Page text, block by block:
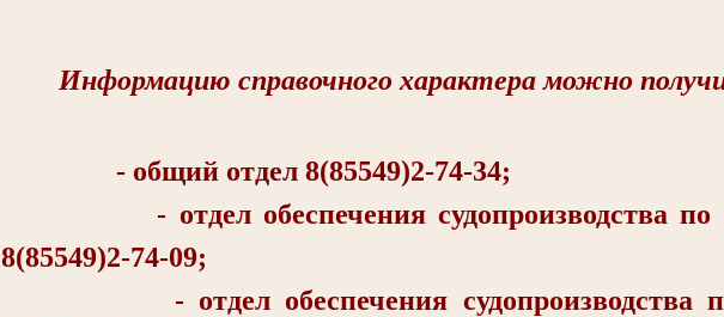
Информацию справочного характера можно
- общий отдел 8(85549)2-74-34;
- отдел обеспечения судопроизводства по
8(85549)2-74-09;
- отдел обеспечения судопроизводства